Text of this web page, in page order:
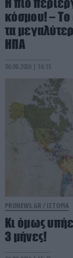
Η πιο
κόσμου! – Το
τα
ΗΠΑ
06.08.2026 | 16:15
PRONEWS.GR / ΙΣΤΟΡΙΑ
Κι όμως
3 μήνες!